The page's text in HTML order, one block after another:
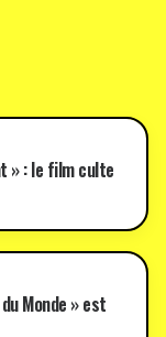
» : le film culte
Monde » est